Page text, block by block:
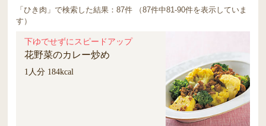
「ひき肉」で検索した結果：87件 （87件中81-90件を表示していま
す）
下ゆでせずにスピードアップ
花野菜のカレー炒め
1人分 184kcal